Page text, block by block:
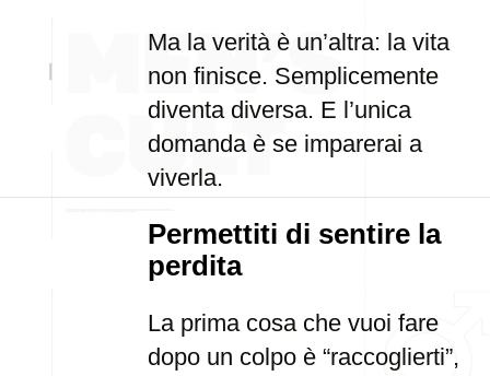
Ma la verità è un’altra: la vita
non finisce. Semplicemente
diventa diversa. E l’unica
domanda è se imparerai a
viverla.
Permettiti di sentire la
perdita
La prima cosa che vuoi fare
dopo un colpo è “raccoglierti”,